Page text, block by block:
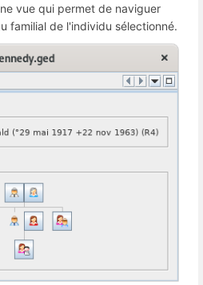
vue qui permet de naviguer
familial de l'individu sélectionné.